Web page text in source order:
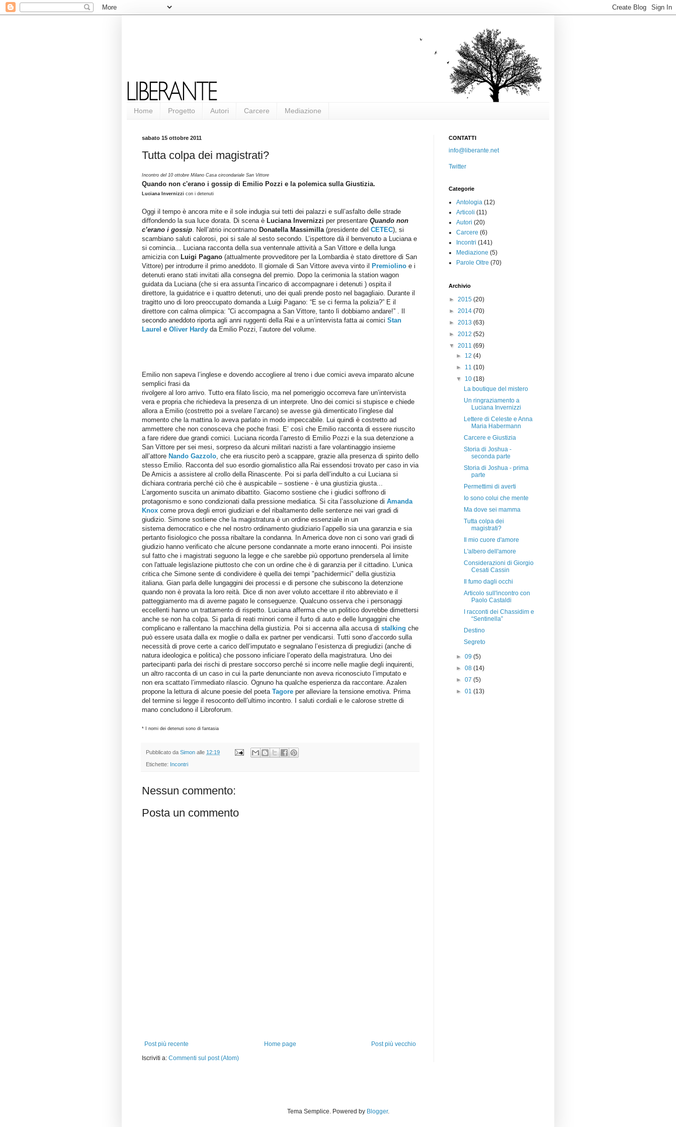
Home Progetto Autori Carcere Mediazione
sabato 15 ottobre 2011
Tutta colpa dei magistrati?
Incontro del 10 ottobre Milano Casa circondariale San Vittore
Quando non c'erano i gossip di Emilio Pozzi e la polemica sulla Giustizia.
Luciana Invernizzi con i detenuti
Oggi il tempo è ancora mite e il sole indugia sui tetti dei palazzi e sull’asfalto delle strade
diffondendo la sua luce dorata. Di scena è Luciana Invernizzi per presentare Quando non
c’erano i gossip . Nell’atrio incontriamo Donatella Massimilla (presidente del CETEC), si
scambiano saluti calorosi, poi si sale al sesto secondo. L’ispettore dà il benvenuto a Luciana e
si comincia... Luciana racconta della sua ventennale attività a San Vittore e della lunga
amicizia con Luigi Pagano (attualmente provveditore per la Lombardia è stato direttore di San
Vittore) per introdurre il primo aneddoto. Il giornale di San Vittore aveva vinto il Premiolino e i
detenuti erano stati invitati alla consegna del premio. Dopo la cerimonia la station wagon
guidata da Luciana (che si era assunta l’incarico di accompagnare i detenuti ) ospita il
direttore, la guidatrice e i quattro detenuti, uno dei quali prende posto nel bagagliaio. Durante il
tragitto uno di loro preoccupato domanda a Luigi Pagano: “E se ci ferma la polizia?” E il
direttore con calma olimpica: ”Ci accompagna a San Vittore, tanto lì dobbiamo andare!” . Il
secondo aneddoto riporta agli anni ruggenti della Rai e a un’intervista fatta ai comici Stan
Laurel e Oliver Hardy da Emilio Pozzi, l’autore del volume.
Emilio non sapeva l’inglese e dovendo accogliere al treno i due comici aveva imparato alcune
semplici frasi da
rivolgere al loro arrivo. Tutto era filato liscio, ma nel pomeriggio occorreva fare un’intervista
vera e propria che richiedeva la presenza di un interprete. Uno dei comici si stupisce e chiede
allora a Emilio (costretto poi a svelare l’arcano) se avesse già dimenticato l’inglese dal
momento che la mattina lo aveva parlato in modo impeccabile. Lui quindi è costretto ad
ammettere che non conosceva che poche frasi. E’ così che Emilio racconta di essere riuscito
a fare ridere due grandi comici. Luciana ricorda l’arresto di Emilio Pozzi e la sua detenzione a
San Vittore per sei mesi, sorpreso da alcuni militari nazisti a fare volantinaggio insieme
all’attore Nando Gazzolo , che era riuscito però a scappare, grazie alla presenza di spirito dello
stesso Emilio. Racconta del suo esordio giornalistico alla Rai essendosi trovato per caso in via
De Amicis a assistere al crollo della Rinascente. Poi si parla dell’indulto a cui Luciana si
dichiara contraria perché ciò che è auspicabile – sostiene - è una giustizia giusta...
L’argomento suscita un animato dibattito. Giacomo sostiene che i giudici soffrono di
protagonismo e sono condizionati dalla pressione mediatica. Si cita l’assoluzione di Amanda
Knox come prova degli errori giudiziari e del ribaltamento delle sentenze nei vari gradi di
giudizio. Simone sostiene che la magistratura è un ordine essenziale in un
sistema democratico e che nel nostro ordinamento giudiziario l’appello sia una garanzia e sia
pertanto fisiologico che possa ribaltare la condanna. In America dove non ci sono vari gradi di
giudizio hanno verificato che alcune persone condannate a morte erano innocenti. Poi insiste
sul fatto che i magistrati seguono la legge e che sarebbe più opportuno prendersela al limite
con l'attuale legislazione piuttosto che con un ordine che è di garanzia per il cittadino. L'unica
critica che Simone sente di condividere è quella dei tempi "pachidermici" della giustizia
italiana. Gian parla delle lungaggini dei processi e di persone che subiscono la detenzione
quando non è provata la loro reità. Dice di non aver voluto accettare il rito abbreviato e il
patteggiamento ma di averne pagato le conseguenze. Qualcuno osserva che i personaggi
eccellenti hanno un trattamento di rispetto. Luciana afferma che un politico dovrebbe dimettersi
anche se non ha colpa. Si parla di reati minori come il furto di auto e delle lungaggini che
complicano e rallentano la macchina della giustizia. Poi si accenna alla accusa di stalking che
può essere usata dalla ex moglie o dalla ex partner per vendicarsi. Tutti sono d’accordo sulla
necessità di prove certe a carico dell’imputato e segnalano l’esistenza di pregiudizi (anche di
natura ideologica e politica) che possono inficiare l’operato della magistratura. Uno dei
partecipanti parla dei rischi di prestare soccorso perché si incorre nelle maglie degli inquirenti,
un altro racconta di un caso in cui la parte denunciante non aveva riconosciuto l’imputato e
non era scattato l’immediato rilascio. Ognuno ha qualche esperienza da raccontare. Azalen
propone la lettura di alcune poesie del poeta Tagore per alleviare la tensione emotiva. Prima
del termine si legge il resoconto dell’ultimo incontro. I saluti cordiali e le calorose strette di
mano concludono il Libroforum.
* I nomi dei detenuti sono di fantasia
Pubblicato da Simon alle 12:19
Etichette: Incontri
Nessun commento:
Posta un commento
Post più recente Post più vecchio
Home page
Iscriviti a: Commenti sul post (Atom)
CONTATTI
info@liberante.net
Twitter
Categorie
Antologia (12)
Articoli (11)
Autori (20)
Carcere (6)
Incontri (141)
Mediazione (5)
Parole Oltre (70)
Archivio
► 2015 (20)
► 2014 (70)
► 2013 (63)
► 2012 (52)
▼ 2011 (69)
► 12(4)
► 11(10)
▼ 10(18)
La boutique del mistero
Un ringraziamento a
Luciana Invernizzi
Lettere di Celeste e Anna
Maria Habermann
Carcere e Giustizia
Storia di Joshua -
seconda parte
Storia di Joshua - prima
parte
Permettimi di averti
Io sono colui che mente
Ma dove sei mamma
Tutta colpa dei
magistrati?
Il mio cuore d'amore
L'albero dell'amore
Considerazioni di Giorgio
Cesati Cassin
Il fumo dagli occhi
Articolo sull'incontro con
Paolo Castaldi
I racconti dei Chassidim e
“Sentinella”
Destino
Segreto
►09(5)
►08(14)
►07(5)
►01(13)
Tema Semplice. Powered by Blogger.